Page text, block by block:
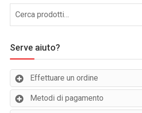
Serve aiuto?
Effettuare un ordine
Metodi di pagamento